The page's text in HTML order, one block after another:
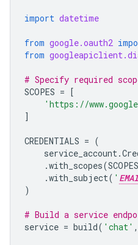
import datetime
from google.oauth2
from
# Specify required
SCOPES = [
'https://
]
CREDENTIALS = (
service_account.
.with_scopes(SCOPES
.with_subject( '
)
# Build a service
service = build( 'chat' ,